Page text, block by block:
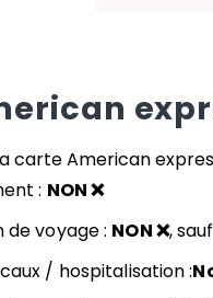
carteAmerican
: NON ❌
de voyage : NON ❌,
/ hospitalisation :